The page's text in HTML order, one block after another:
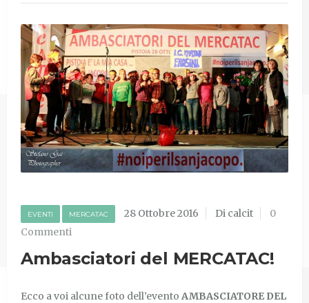
EVENTI MERCATAC 28 Ottobre 2016 Di calcit
0
Commenti
Ambasciatori del MERCATAC!
Ecco a voi alcune foto dell’eventoAMBASCIATORE DEL